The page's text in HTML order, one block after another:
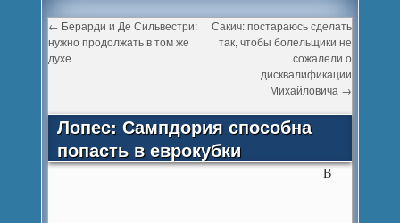
← Берарди и Де Сильвестри:
нужно продолжать в том же
духе
Сакич: постараюсь сделать
так, чтобы болельщики не
сожалели о
дисквалификации
Михайловича →
Лопес: Сампдория способна
попасть в еврокубки
В